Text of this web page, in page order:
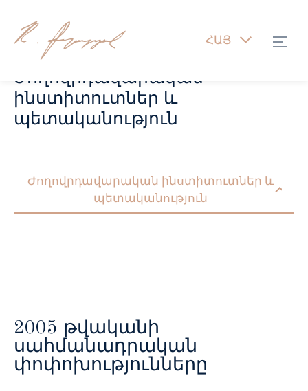
ՀԱՅ
Ժողովրդավարական
ինստիտուտներ և
պետականություն
Ժողովրդավարական ինստիտուտներ և
պետականություն
2005 թվականի
սահմանադրական
փոփոխությունները